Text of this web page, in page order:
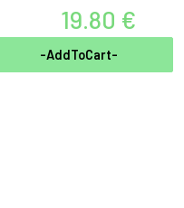
19.80 €
-AddToCart-